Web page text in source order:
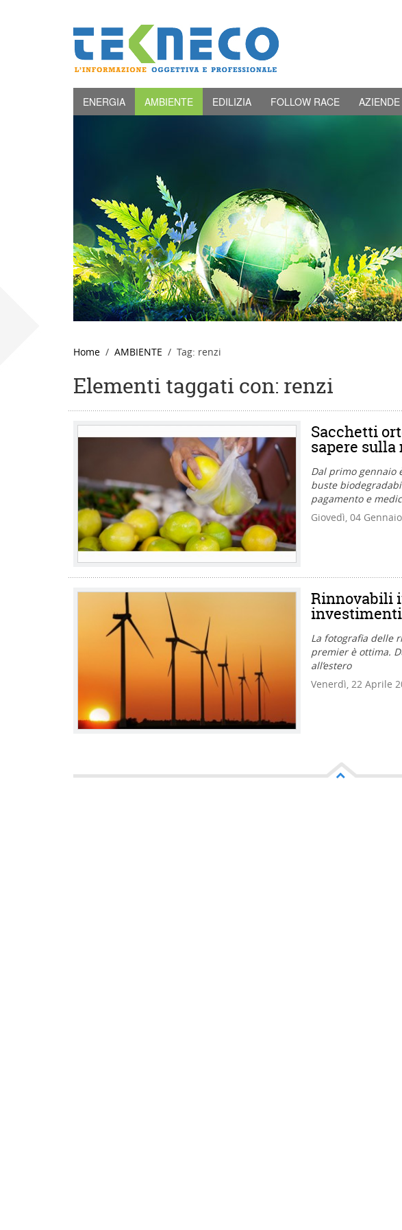
ENERGIA AMBIENTE EDILIZIA FOLLOW RACE
Home AMBIENTE Tag: renzi
Elementi taggati con: renzi
Sacchetti
sapere
Dal primo gennaio
buste
pagamento e
Giovedì, 04
Rinnovabili
La fotografia delle
premier è ottima.
all’estero
Venerdì, 22 Aprile